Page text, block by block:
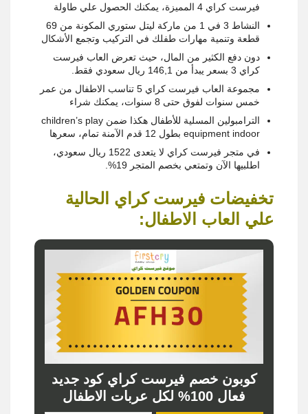
فيرست كراي 4 المميزة، يمكنك الحصول علي طاولة
النشاط 3 في 1 من ماركة ليتل ستوري المكونة من 69
قطعة وتنمية مهارات طفلك في التركيب وتجمع الأشكال
دون دفع الكثير من المال، حيث تعرض العاب فيرست
كراي 3 بسعر يبدأ من 146,1 ريال سعودي فقط.
مجموعة العاب فيرست كراي 5 تناسب الاطفال من عمر
خمس سنوات لفوق حتى 8 سنوات، يمكنك شراء
الترامبولين المسلية للأطفال هكذا ضمن children’s play
equipment indoor بطول 12 قدم الآمنة تمام، سعرها
في متجر فيرست كراي لا يتعدى 1522 ريال سعودي،
اطلبيها الآن وتمتعي بخصم المتجر 19%.
تخفيضات فيرست كراي الحالية
علي العاب الاطفال:
كوبون خصم فيرست كراي كود جديد
فعال 100% لكل عربات الاطفال